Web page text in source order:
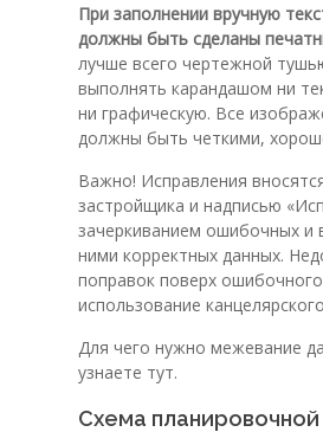
При заполнении вручную
должны быть сделаны
лучше всего чертежной
выполнять карандашом ни
ни графическую. Все
должны быть четкими,
Важно! Исправления
застройщика и надписью
зачеркиванием ошибочных и
ними корректных данных.
поправок поверх
использование
Для чего нужно межевание
узнаете тут.
Схема планировочной